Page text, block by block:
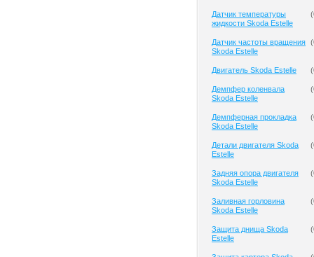
Датчик температуры
жидкости Skoda Estelle
(
Датчик частоты вращения
Skoda Estelle
(
Двигатель Skoda Estelle (
Демпфер коленвала
Skoda Estelle
(
Демпферная прокладка
Skoda Estelle
(
Детали двигателя Skoda
Estelle
(
Задняя опора двигателя
Skoda Estelle
(
Заливная горловина
Skoda Estelle
(
Защита днища Skoda
Estelle
(